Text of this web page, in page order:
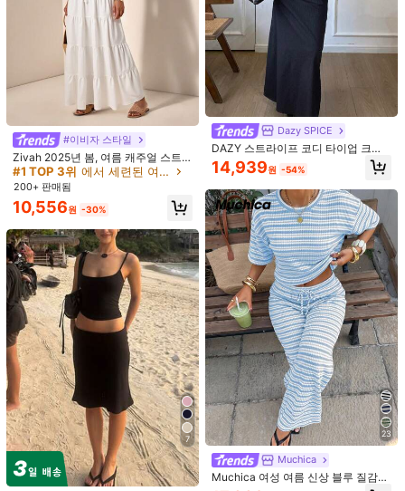
aababsbshhsjshdhhdbdbdbbdbdbbdbbdvdvvdbdb
Abshshshdhhddhhdhdhdhdhdhdhdhhdhdhhfhfudjrhrhrhrh
Ahshshdhhdhdhdhddhdhdhh
Truetosizellove color
도움이 됨
색: 아미그린 / 사이즈: L
حلوةتنورة
모델 사이즈:
신장 :179.0 가슴 둘레 :86.0 허리 둘레 :61.0 엉덩이 둘레 :90.0
제품 세부 정보
소재:
워븐 패브릭
구성:
87% 비스코스,13% 폴리아미드
셔츠 안감:
아니요
더 보기
Aalyst
176K 팔로워
4.81
176K 팔로워
d***8이(가)하루 전에지불됨
f***6다음4시간 전
4.81 176K 팔로워
팔로잉
최근 84K개 판매됨 33K 재구매 팔로워 급증 17%
#이비자 스타일
Zivah 2025년 봄, 여름 캐주얼 스트
리트 뮤직 페스티벌 이스터 여성용 화
이트 오프 숄더 러플 홀터 탑 & 매듭
러플 헴 맥시 스커트 휴가 세트, 비치/
데이트 여름 의상으로 세련되고 귀여
운 여성용 투피스 아우트핏
#1 TOP 3위 에서 세련된 여성들 좌표
20+ 명 "좋은 원단 소재"
#1 TOP 3위 에서 세련된 여성들 좌표
20+ 명 "좋은 원단 소재"
#1 TOP 3위 에서 세련된 여성들 좌표
20+ 명 "좋은 원단 소재"
#1 TOP 3위
20+ 명 "좋은 원단 소재"
200+ 판매됨
10,556원 -30%
7
#2 TOP 3위 에서 러플 밑단 여성 코디네이터
거의 매진!
Dazy SPICE
DAZY 스트라이프 코디 타이업 크롭
캐미솔 및 A라인 스커트 세트, 봄 & 여
름 여성 투피스, 가을 여성 라운지 세
14,939원 -54%
23
Muchica
Muchica 여성 여름 신상 블루 질감